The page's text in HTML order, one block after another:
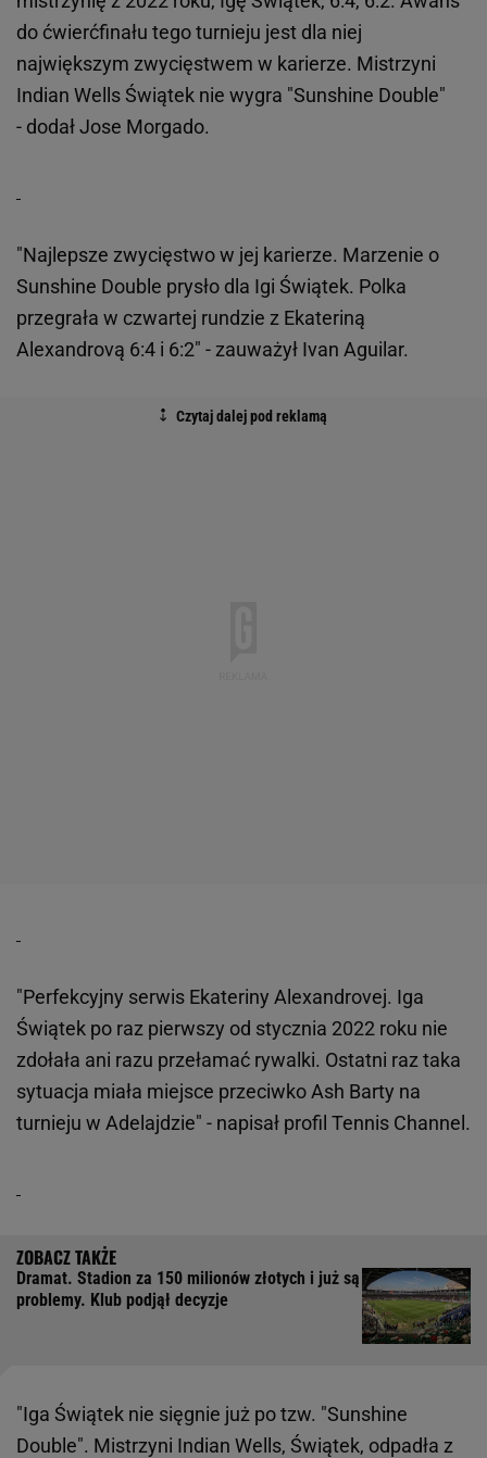
do ćwierćfinału tego turnieju jest dla niej
największym zwycięstwem w karierze. Mistrzyni
Indian Wells Świątek nie wygra "Sunshine Double"
- dodał Jose Morgado.
"Najlepsze zwycięstwo w jej karierze. Marzenie o
Sunshine Double prysło dla Igi Świątek. Polka
przegrała w czwartej rundzie z Ekateriną
Alexandrovą 6:4 i 6:2" - zauważył Ivan Aguilar.
"Perfekcyjny serwis Ekateriny Alexandrovej. Iga
Świątek po raz pierwszy od stycznia 2022 roku nie
zdołała ani razu przełamać rywalki. Ostatni raz taka
sytuacja miała miejsce przeciwko Ash Barty na
turnieju w Adelajdzie" - napisał profil Tennis Channel.
Dramat. Stadion za 150 milionów złotych i już są
problemy. Klub podjął decyzje
"Iga Świątek nie sięgnie już po tzw. "Sunshine
Double". Mistrzyni Indian Wells, Świątek, odpadła z